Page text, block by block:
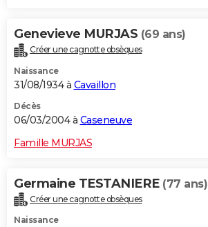
Genevieve MURJAS (69 ans)
Créer une cagnotte obsèques
Naissance
31/08/1934 à Cavaillon
Décès
06/03/2004 à Caseneuve
Famille MURJAS
Germaine TESTANIERE (77 ans)
Créer une cagnotte obsèques
Naissance